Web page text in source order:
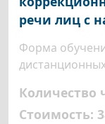
речи лиц с
Форма
Количество
Стоимость: